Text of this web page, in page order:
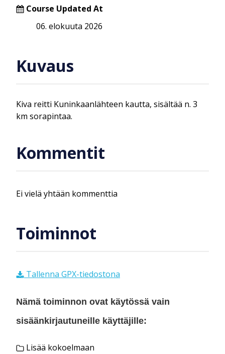
Course Updated At
06. elokuuta 2026
Kuvaus
Kiva reitti Kuninkaanlähteen kautta, sisältää n. 3
km sorapintaa.
Kommentit
Ei vielä yhtään kommenttia
Toiminnot
Tallenna GPX-tiedostona
Nämä toiminnon ovat käytössä vain
sisäänkirjautuneille käyttäjille:
Lisää kokoelmaan